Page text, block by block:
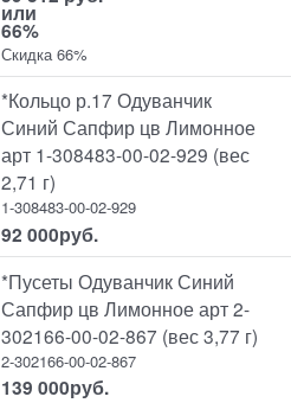
или
66%
Скидка 66%
*Кольцо р.17 Одуванчик
Синий Сапфир цв Лимонное
арт 1-308483-00-02-929 (вес
2,71 г)
1-308483-00-02-929
92 000руб.
*Пусеты Одуванчик Синий
Сапфир цв Лимонное арт 2-
302166-00-02-867 (вес 3,77 г)
2-302166-00-02-867
139 000руб.